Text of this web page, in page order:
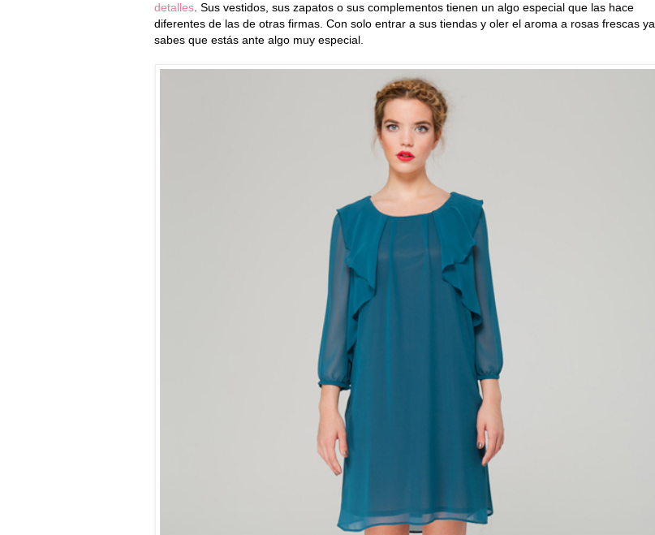
detalles . Sus vestidos, sus zapatos o sus complementos tienen un algo especial que las hace
diferentes de las de otras firmas. Con solo entrar a sus tiendas y oler el aroma a rosas frescas ya
sabes que estás ante algo muy especial.